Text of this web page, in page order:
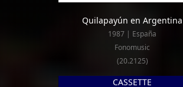
Quilapayún en Argentina
1987 | España
Fonomusic
(20.2125)
CASSETTE